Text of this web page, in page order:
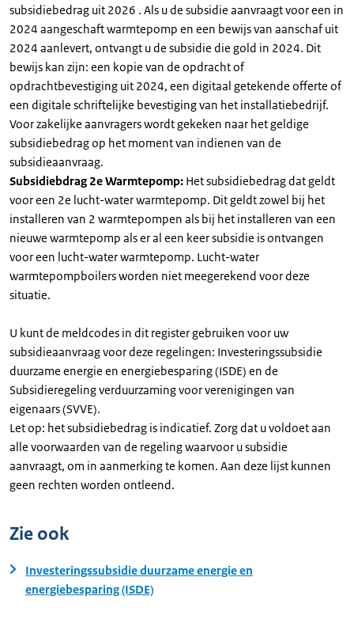
subsidiebedrag uit 2026 . Als u de subsidie aanvraagt voor een in
2024 aangeschaft warmtepomp en een bewijs van aanschaf uit
2024 aanlevert, ontvangt u de subsidie die gold in 2024. Dit
bewijs kan zijn: een kopie van de opdracht of
opdrachtbevestiging uit 2024, een digitaal getekende offerte of
een digitale schriftelijke bevestiging van het installatiebedrijf.
Voor zakelijke aanvragers wordt gekeken naar het geldige
subsidiebedrag op het moment van indienen van de
subsidieaanvraag.
Subsidiebdrag 2e Warmtepomp: Het subsidiebedrag dat geldt
voor een 2e lucht-water warmtepomp. Dit geldt zowel bij het
installeren van 2 warmtepompen als bij het installeren van een
nieuwe warmtepomp als er al een keer subsidie is ontvangen
voor een lucht-water warmtepomp. Lucht-water
warmtepompboilers worden niet meegerekend voor deze
situatie.
U kunt de meldcodes in dit register gebruiken voor uw
subsidieaanvraag voor deze regelingen: Investeringssubsidie
duurzame energie en energiebesparing (ISDE) en de
Subsidieregeling verduurzaming voor verenigingen van
eigenaars (SVVE).
Let op: het subsidiebedrag is indicatief. Zorg dat u voldoet aan
alle voorwaarden van de regeling waarvoor u subsidie
aanvraagt, om in aanmerking te komen. Aan deze lijst kunnen
geen rechten worden ontleend.
Zie ook
Investeringssubsidie duurzame energie en
energiebesparing (ISDE)